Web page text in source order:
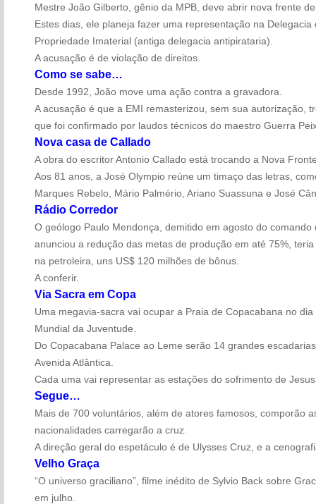
Mestre João Gilberto, gênio da MPB, deve abrir nova frente
Estes dias, ele planeja fazer uma representação na
Propriedade Imaterial (antiga delegacia antipirataria).
A acusação é de violação de direitos.
Como se sabe…
Desde 1992, João move uma ação contra a gravadora.
A acusação é que a EMI remasterizou, sem sua autorização,
que foi confirmado por laudos técnicos do maestro Guerra
Nova casa de Callado
A obra do escritor Antonio Callado está trocando a Nova
Aos 81 anos, a José Olympio reúne um timaço das letras,
Marques Rebelo, Mário Palmério, Ariano Suassuna e José
Rádio Corredor
O geólogo Paulo Mendonça, demitido em agosto do
anunciou a redução das metas de produção em até 75%,
na petroleira, uns US$ 120 milhões de bônus.
A conferir.
Via Sacra em Copa
Uma megavia-sacra vai ocupar a Praia de Copacabana no
Mundial da Juventude.
Do Copacabana Palace ao Leme serão 14 grandes
Avenida Atlântica.
Cada uma vai representar as estações do sofrimento de
Segue…
Mais de 700 voluntários, além de atores famosos, comporão
nacionalidades carregarão a cruz.
A direção geral do espetáculo é de Ulysses Cruz, e a
Velho Graça
“O universo graciliano”, filme inédito de Sylvio Back sobre
em julho.